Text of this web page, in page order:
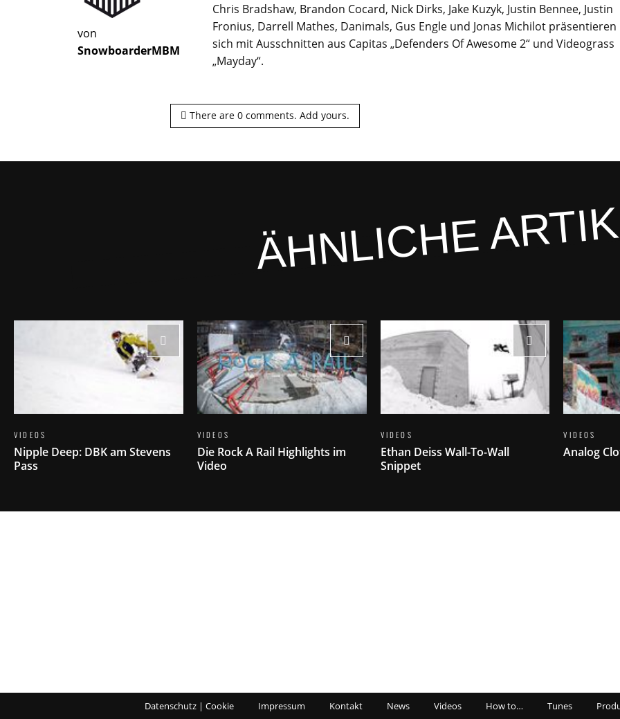
von
SnowboarderMBM
Chris Bradshaw, Brandon Cocard, Nick Dirks, Jake Kuzyk, Justin Bennee, Justin
Fronius, Darrell Mathes, Danimals, Gus Engle und Jonas Michilot präsentieren
sich mit Ausschnitten aus Capitas „Defenders Of Awesome 2“ und Videograss
„Mayday“.
There are0 comments.Add yours.
ÄHNLICHE
VIDEOS
Nipple Deep: DBK am Stevens
Pass
VIDEOS
Die Rock A Rail Highlights im
Video
VIDEOS
Ethan Deiss Wall-To-Wall
Snippet
VIDEOS
Analog
Datenschutz | Cookie Impressum Kontakt News Videos How to… Tunes